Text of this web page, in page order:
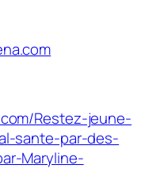
Restez-jeune-
sante-par-des-
Maryline-